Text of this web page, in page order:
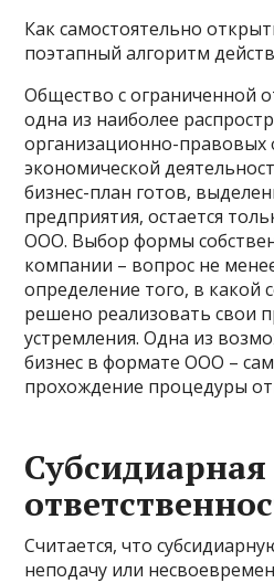
Как самостоятельно
поэтапный алгоритм
Общество с ограниченной
одна из наиболее
организационно-правовых
экономической
бизнес-план готов,
предприятия, остается
ООО. Выбор формы
компании – вопрос не
определение того, в какой
решено реализовать свои
устремления. Одна из
бизнес в формате ООО –
прохождение процедуры
Субсидиарная
Считается, что
неподачу или